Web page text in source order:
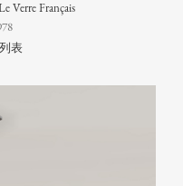
Verre Français
表